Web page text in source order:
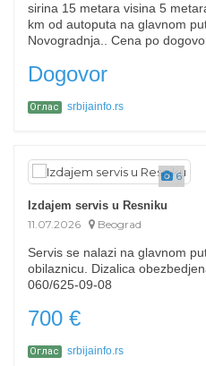
sirina 15 metara visina 5
km od autoputa na glavnom
Novogradnja.. Cena po
Dogovor
Оглас srbijainfo.rs
6
Izdajem servis u Resniku
11.07.2026
Beograd
Servis se nalazi na glavnom
obilaznicu. Dizalica
060/625-09-08
700 €
Оглас srbijainfo.rs